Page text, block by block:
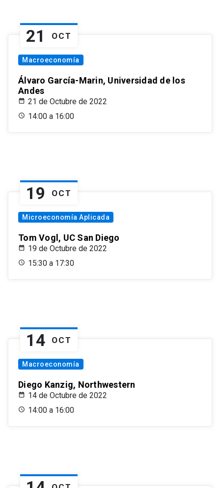
21 OCT
Macroeconomía
Álvaro García-Marin, Universidad de los
Andes
21 de Octubre de 2022
14:00 a 16:00
19 OCT
Microeconomía Aplicada
Tom Vogl, UC San Diego
19 de Octubre de 2022
15:30 a 17:30
14 OCT
Macroeconomía
Diego Kanzig, Northwestern
14 de Octubre de 2022
14:00 a 16:00